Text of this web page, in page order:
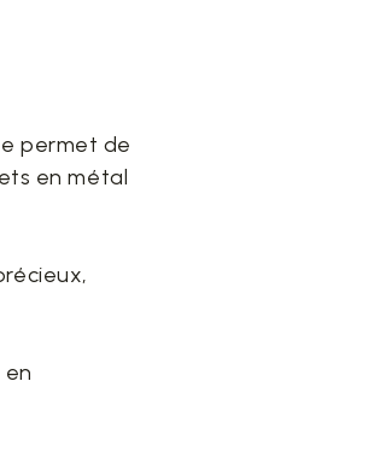
permet de
en métal